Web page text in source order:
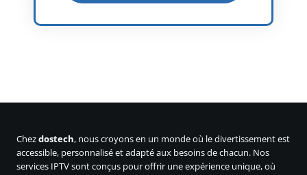
Chezdostech, nous croyons en un monde où le divertissement est
accessible, personnalisé et adapté aux besoins de chacun. Nos
services IPTV sont conçus pour offrir une expérience unique, où